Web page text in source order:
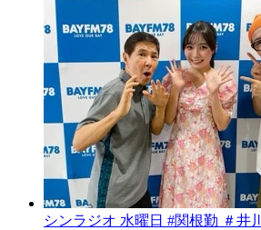
シンラジオ 水曜日 #関根勤 ＃井